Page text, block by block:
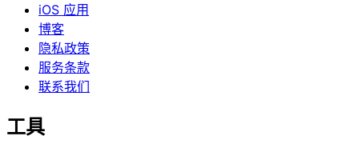
iOS 应用
博客
隐私政策
服务条款
联系我们
工具